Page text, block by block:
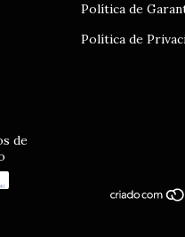
Política de
Política de
de